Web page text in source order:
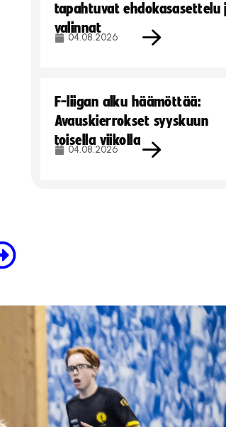
tapahtuvat ehdokasasettelu
valinnat
04.08.2026
F-liigan alku häämöttää:
Avauskierrokset syyskuun
toisella viikolla
04.08.2026